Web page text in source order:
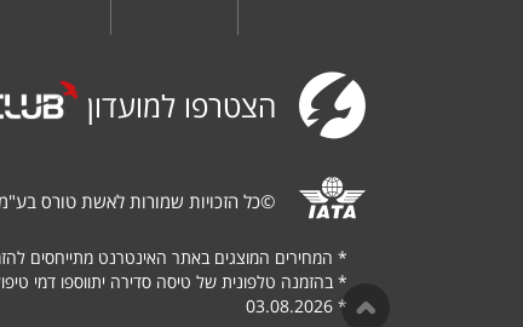
הצטרפו למועדון
©כל הזכויות שמורות לאשת טורס בע"מ 1987-
* המחירים המוצגים באתר האינטרנט מתייחסים
* בהזמנה טלפונית של טיסה סדירה יתווספו דמי טיפול בגובה
*
03.08.2026